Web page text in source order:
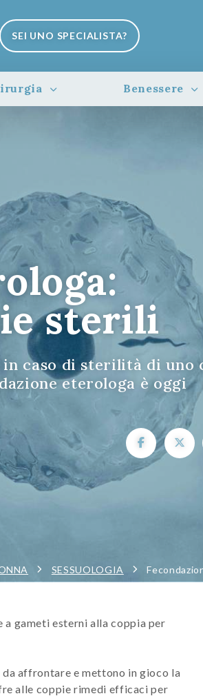
SEI UNO SPECIALISTA?
Benessere
sterili
caso di sterilità di uno
eterologa è oggi
SESSUOLOGIA
gameti esterni alla coppia per
affrontare e mettono in gioco la
alle coppie rimedi efficaci per